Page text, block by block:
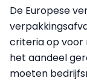
De Europese
criteria op voor
het aandeel
moeten